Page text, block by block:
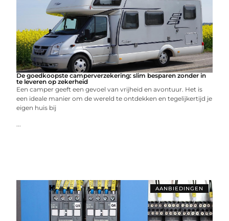
De goedkoopste camperverzekering: slim besparen zonder in
te leveren op zekerheid
Een camper geeft een gevoel van vrijheid en avontuur. Het is
een ideale manier om de wereld te ontdekken en tegelijkertijd je
eigen huis bij
...
AANBIEDINGEN